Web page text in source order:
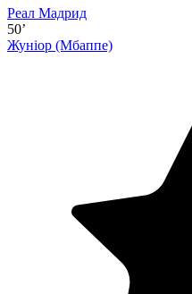
Реал Мадрид
50’
Жуніор (Мбаппе)